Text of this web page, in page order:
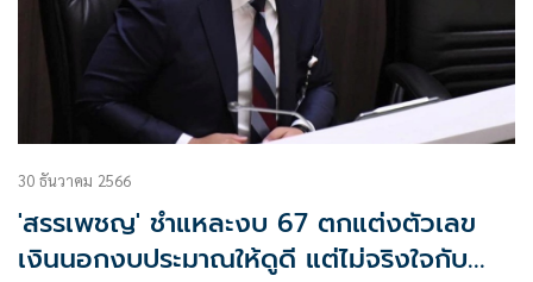
30 ธันวาคม 2566
'สรรเพชญ' ชำแหละงบ 67 ตกแต่งตัวเลข
เงินนอกงบประมาณให้ดูดี แต่ไม่จริงใจกับ